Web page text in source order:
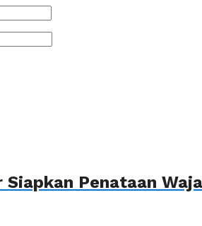
Siapkan Penataan